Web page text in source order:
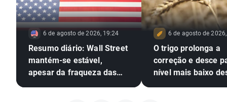
6 de agosto de 2026, 19:24
Resumo diário: Wall Street
mantém-se estável,
apesar da fraqueza das
6 de agosto de
O trigo prolonga a
correção e desce
nível mais baixo